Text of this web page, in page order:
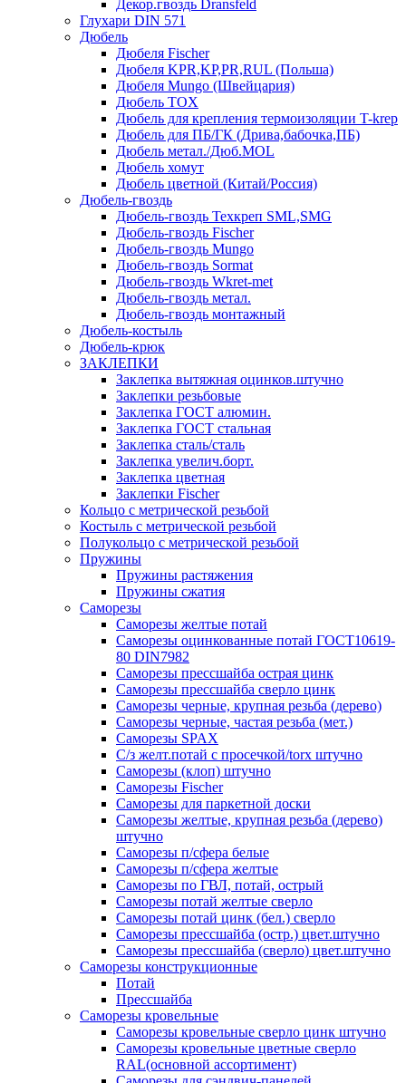
Декор.гвоздь Dransfeld
Глухари DIN 571
Дюбель
Дюбеля Fischer
Дюбеля KPR,KP,PR,RUL (Польша)
Дюбеля Mungo (Швейцария)
Дюбель TOX
Дюбель для крепления термоизоляции T-krep
Дюбель для ПБ/ГК (Дрива,бабочка,ПБ)
Дюбель метал./Дюб.MOL
Дюбель хомут
Дюбель цветной (Китай/Россия)
Дюбель-гвоздь
Дюбель-гвоздь Техкреп SML,SMG
Дюбель-гвоздь Fischer
Дюбель-гвоздь Mungo
Дюбель-гвоздь Sormat
Дюбель-гвоздь Wkret-met
Дюбель-гвоздь метал.
Дюбель-гвоздь монтажный
Дюбель-костыль
Дюбель-крюк
ЗАКЛЕПКИ
Заклепка вытяжная оцинков.штучно
Заклепки резьбовые
Заклепка ГОСТ алюмин.
Заклепка ГОСТ стальная
Заклепка сталь/сталь
Заклепка увелич.борт.
Заклепка цветная
Заклепки Fischer
Кольцо с метрической резьбой
Костыль с метрической резьбой
Полукольцо с метрической резьбой
Пружины
Пружины растяжения
Пружины сжатия
Саморезы
Саморезы желтые потай
Саморезы оцинкованные потай ГОСТ10619-
80 DIN7982
Саморезы прессшайба острая цинк
Саморезы прессшайба сверло цинк
Саморезы черные, крупная резьба (дерево)
Саморезы черные, частая резьба (мет.)
Cаморезы SPAX
С/з желт.потай с просечкой/torx штучно
Саморезы (клоп) штучно
Саморезы Fischer
Саморезы для паркетной доски
Саморезы желтые, крупная резьба (дерево)
штучно
Саморезы п/сфера белые
Саморезы п/сфера желтые
Саморезы по ГВЛ, потай, острый
Саморезы потай желтые сверло
Саморезы потай цинк (бел.) сверло
Саморезы прессшайба (остр.) цвет.штучно
Саморезы прессшайба (сверло) цвет.штучно
Саморезы конструкционные
Потай
Прессшайба
Саморезы кровельные
Саморезы кровельные сверло цинк штучно
Саморезы кровельные цветные сверло
RAL(основной ассортимент)